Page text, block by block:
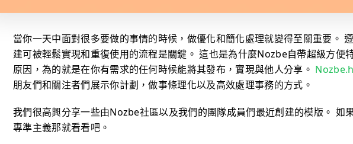
當你一天中面對很多要做的事情的時候，做優化和簡化處理就變得至關重要。
建可被輕鬆實現和重復使用的流程是關鍵。 這也是為什麼Nozbe自帶超級方便
原因，為的就是在你有需求的任何時候能將其發布，實現與他人分享。
朋友們和關注者們展示你計劃，做事條理化以及高效處理事務的方式。
我們很高興分享一些由Nozbe社區以及我們的團隊成員們最近創建的模版。 如
專準主義那就看看吧。